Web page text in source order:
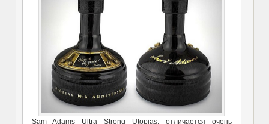
Sam Adams Ultra Strong Utopias, отличается очень